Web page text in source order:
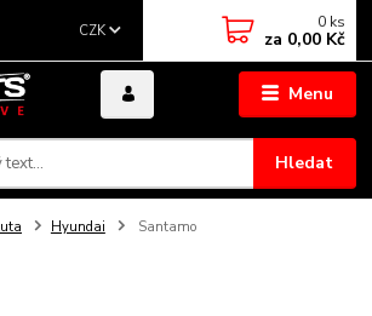
Menu
CZK
Hledat
0 ks
za 0,00 Kč
Hyundai Santamo